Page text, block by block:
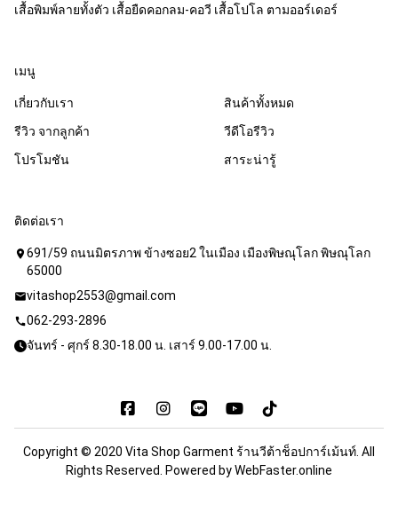
เสื้อพิมพ์ลายทั้งตัว เสื้อยืดคอกลม-คอวี เสื้อโปโล ตามออร์เดอร์
เมนู
เกี่ยวกับเรา
สินค้าทั้งหมด
รีวิว จากลูกค้า
วีดีโอรีวิว
โปรโมชัน
สาระน่ารู้
ติดต่อเรา
location_on 691/59 ถนนมิตรภาพ ข้างซอย2 ในเมือง เมืองพิษณุโลก พิษณุโลก
65000
mailvitashop2553@gmail.com
call062-293-2896
จันทร์ - ศุกร์ 8.30-18.00 น. เสาร์ 9.00-17.00 น.
Copyright © 2020 Vita Shop Garment ร้านวีต้าช็อปการ์เม้นท์. All
Rights Reserved. Powered byWebFaster.online